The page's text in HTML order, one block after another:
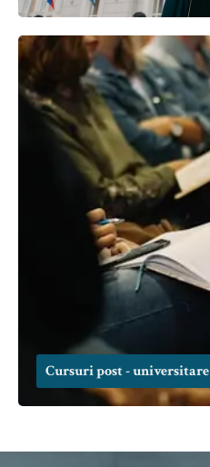
Cursuri post - universitare